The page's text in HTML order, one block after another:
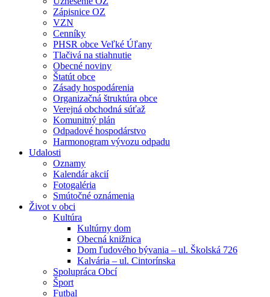
Zápisnice OZ
VZN
Cenníky
PHSR obce Veľké Úľany
Tlačivá na stiahnutie
Obecné noviny
Štatút obce
Zásady hospodárenia
Organizačná štruktúra obce
Verejná obchodná súťaž
Komunitný plán
Odpadové hospodárstvo
Harmonogram vývozu odpadu
Udalosti
Oznamy
Kalendár akcií
Fotogaléria
Smútočné oznámenia
Život v obci
Kultúra
Kultúrny dom
Obecná knižnica
Dom ľudového bývania – ul. Školská 726
Kalvária – ul. Cintorínska
Spolupráca Obcí
Šport
Futbal